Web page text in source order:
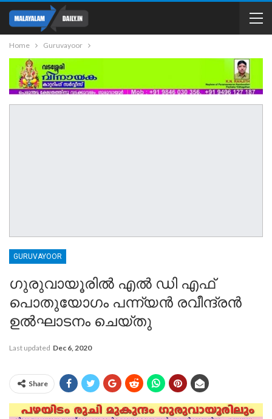
Home Guruvayoor
GURUVAYOOR
ഗുരുവായൂരിൽ എൽ ഡി എഫ്
പൊതുയോഗം പന്ന്യൻ രവീന്ദ്രൻ
ഉൽഘാടനം ചെയ്തു
Last updated Dec 6, 2020
Share